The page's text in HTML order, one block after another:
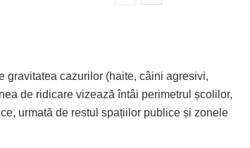
gravitatea cazurilor (haite, câini agresivi,
de ridicare vizează întâi perimetrul școlilor,
urmată de restul spațiilor publice și zonele